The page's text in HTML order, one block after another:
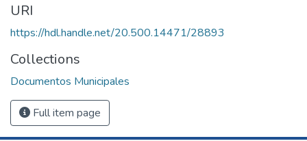
URI
https://hdl.handle.net/20.500.14471/28893
Collections
Documentos Municipales
Full item page